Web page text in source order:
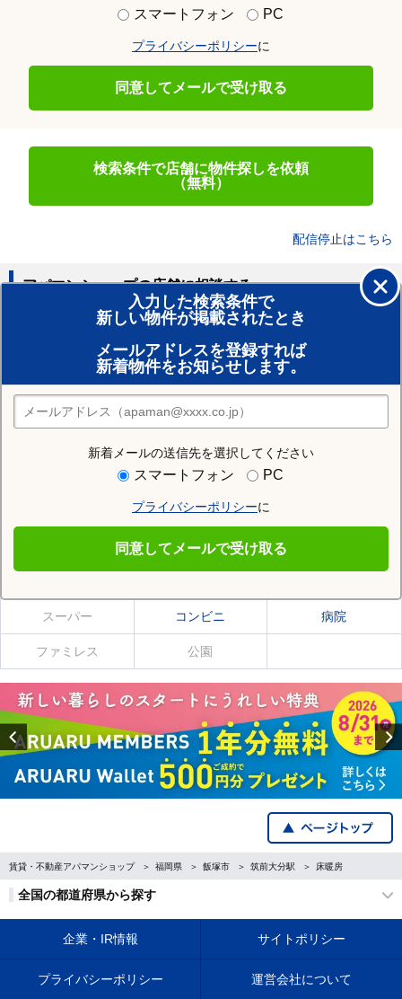
スマートフォン PC
プライバシーポリシーに
同意してメールで受け取る
検索条件で店舗に物件探しを依頼
（無料）
配信停止はこちら
入力した検索条件で
新しい物件が掲載されたとき
メールアドレスを登録すれば
新着物件をお知らせします。
新着メールの送信先を選択してください
スマートフォン PC
プライバシーポリシーに
同意してメールで受け取る
アパマンショップの店舗に相談する
賃貸のプロがお部屋探し！
おまかせ物件リクエスト
住みたい街の店舗を探す
店舗検索
住む街研究所で筑前大分駅の情報を見る
筑前大分駅の施設一覧
スーパー コンビニ 病院
ファミレス 公園
Previous
賃貸・不動産アパマンショップ 福岡県 飯塚市 筑前大分駅 床暖房
全国の都道府県から探す
企業・IR情報 サイトポリシー
プライバシーポリシー 運営会社について